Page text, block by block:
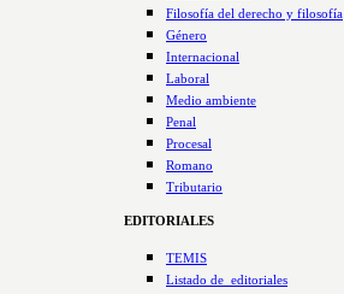
Filosofía del derecho y filosofía
Género
Internacional
Laboral
Medio ambiente
Penal
Procesal
Romano
Tributario
EDITORIALES
TEMIS
Listado de  editoriales